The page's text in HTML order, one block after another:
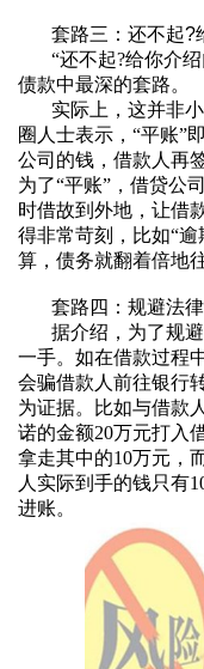
套路三：还不起?
“还不起?给你介绍
债款中最深的套路。
实际上，这并非
圈人士表示，“平账”
公司的钱，借款人再
为了“平账” ，借贷公
时借故到外地，让借
得非常苛刻，比如“逾
算，债务就翻着倍地
套路四：规避法
据介绍，为了规
一手。如在借款过程
会骗借款人前往银行
为证据。比如与借款
诺的金额20万元打入
拿走其中的10万元，
人实际到手的钱只有
进账。